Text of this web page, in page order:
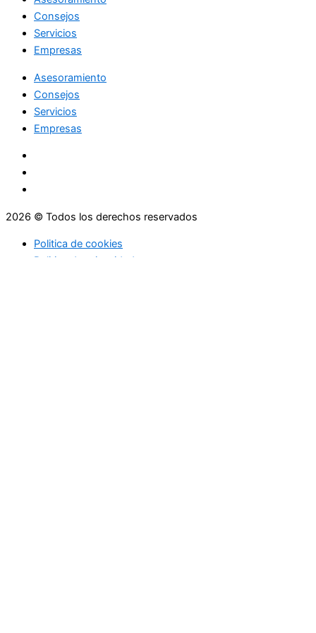
Consejos
Servicios
Empresas
Asesoramiento
Consejos
Servicios
Empresas
2026 © Todos los derechos reservados
Politica de cookies
Politica de privacidad